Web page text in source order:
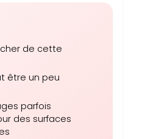
de cette
être un peu
parfois
des surfaces